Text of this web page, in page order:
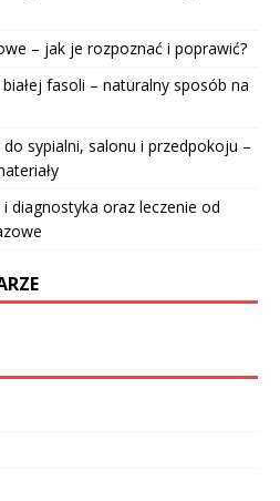
– jak je rozpoznać i poprawić?
fasoli – naturalny sposób na
sypialni, salonu i przedpokoju –
diagnostyka oraz leczenie od